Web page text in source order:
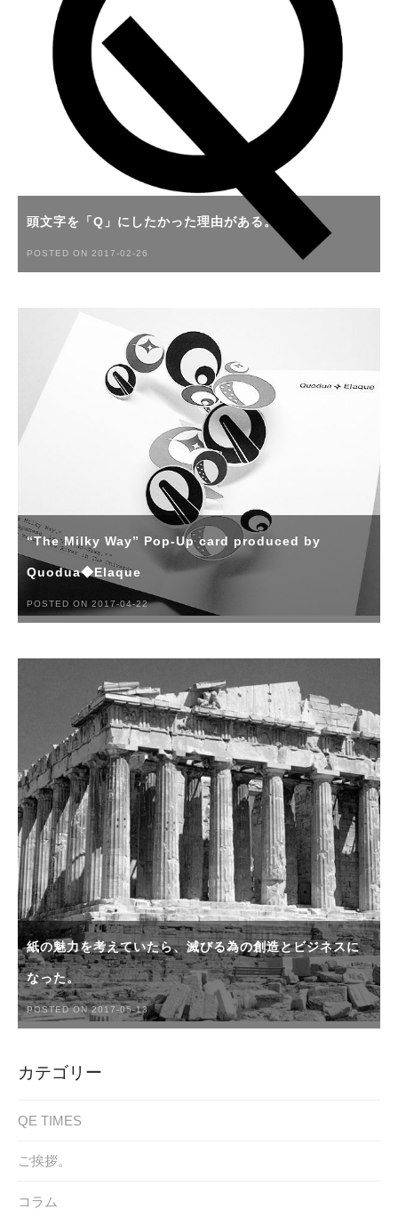
頭文字を「Q」にしたかった理由がある。
POSTED ON 2017-02-26
“The Milky Way” Pop-Up card produced by
Quodua◆Elaque
POSTED ON 2017-04-22
紙の魅力を考えていたら、滅びる為の創造とビジネスに
なった。
POSTED ON 2017-05-13
カテゴリー
QE TIMES
ご挨拶。
コラム